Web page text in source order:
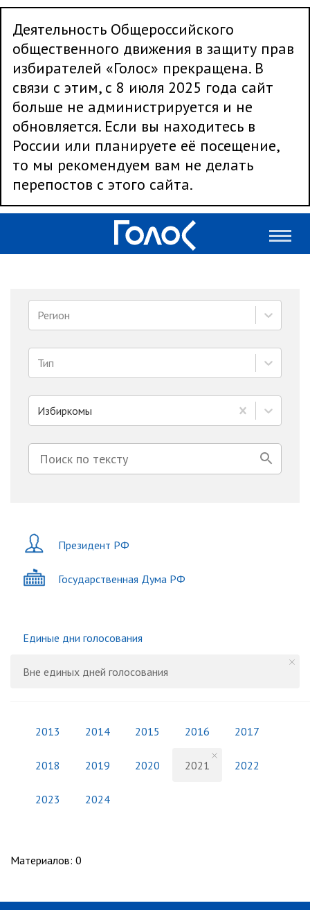
Деятельность Общероссийского
общественного движения в защиту прав
избирателей «Голос» прекращена. В
связи с этим, с 8 июля 2025 года сайт
больше не администрируется и не
обновляется. Если вы находитесь в
России или планируете её посещение,
то мы рекомендуем вам не делать
перепостов с этого сайта.
Регион
Тип
Избиркомы
Президент РФ
Государственная Дума РФ
Единые дни голосования
Вне единых дней голосования
2013 2014 2015 2016 2017
2018 2019 2020 2021 2022
2023 2024
Материалов: 0